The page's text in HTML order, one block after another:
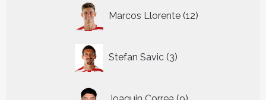
Marcos Llorente 12
producten
Stefan Savic 3
producten